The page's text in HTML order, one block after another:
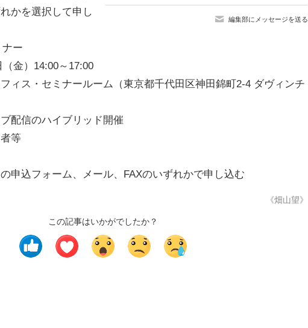
編集部にメッセージを送る
かを選択して申し
ー
（金）14:00～17:00
ィス・セミナールーム（東京都千代田区神田錦町2-4 ダヴィンチ
配信のハイブリッド開催
等
申込フォーム、メール、FAXのいずれかで申し込む
《畑山望》
この記事はいかがでしたか？